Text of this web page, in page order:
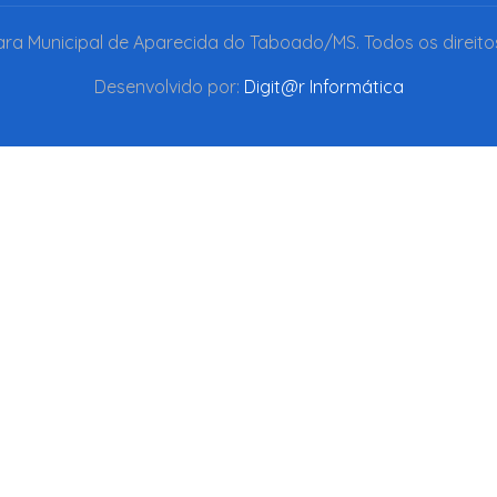
Municipal de Aparecida do Taboado/MS. Todos os
Desenvolvido por: Digit@r Informática